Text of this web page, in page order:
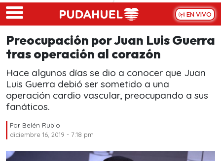
Skip to main content
EN VIVO
Preocupación por Juan Luis Guerra
tras operación al corazón
Hace algunos días se dio a conocer que Juan
Luis Guerra debió ser sometido a una
operación cardio vascular, preocupando a sus
fanáticos.
Por Belén Rubio
diciembre 16, 2019 - 7:18 pm